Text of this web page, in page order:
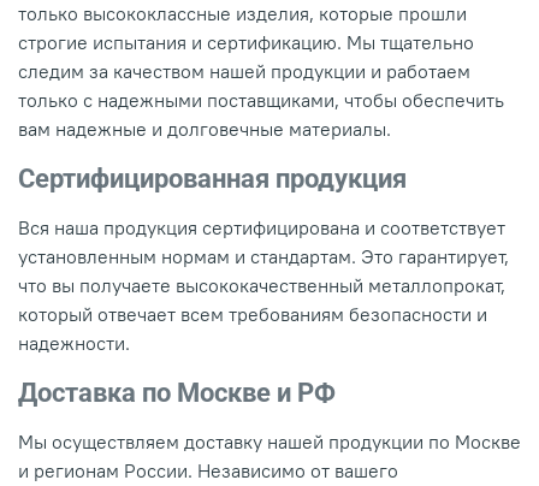
только высококлассные изделия, которые прошли
строгие испытания и сертификацию. Мы тщательно
следим за качеством нашей продукции и работаем
только с надежными поставщиками, чтобы обеспечить
вам надежные и долговечные материалы.
Сертифицированная продукция
Вся наша продукция сертифицирована и соответствует
установленным нормам и стандартам. Это гарантирует,
что вы получаете высококачественный металлопрокат,
который отвечает всем требованиям безопасности и
надежности.
Доставка по Москве и РФ
Мы осуществляем доставку нашей продукции по Москве
и регионам России. Независимо от вашего